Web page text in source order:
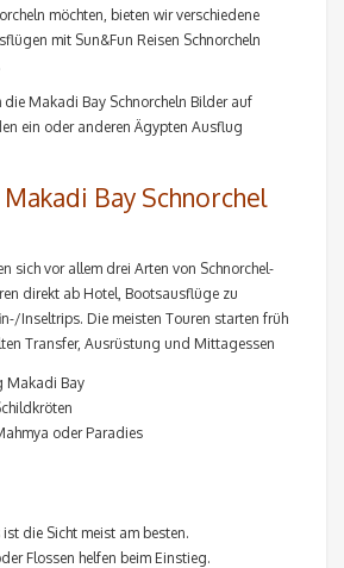
möchten, bieten wir verschiedene
mit Sun&Fun Reisen Schnorcheln
die Makadi Bay Schnorcheln Bilder auf
ein oder anderen Ägypten Ausflug
Bay Schnorchel
sich vor allem drei Arten von Schnorchel-
direkt ab Hotel, Bootsausflüge zu
Inseltrips. Die meisten Touren starten früh
Transfer, Ausrüstung und Mittagessen
Makadi Bay
oder Paradies
ist die Sicht meist am besten.
Flossen helfen beim Einstieg.